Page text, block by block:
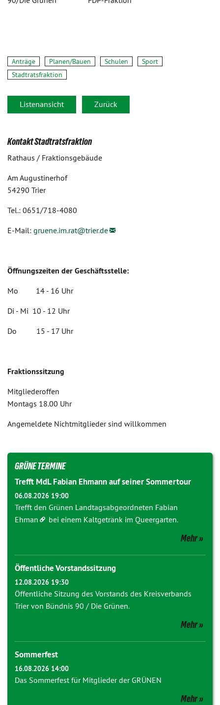
Anträge Planen/Bauen Schulen
Sport
Stadtratsfraktion
Listenansicht Zurück
Kontakt Stadtratsfraktion
Rathaus / Fraktionsgebäude
Am Augustinerhof
54290 Trier
Tel.: 0651/718-4080
E-Mail: gruene.im.rat@trier.de
Öffnungszeiten der Geschäftsstelle:
Mo 14 - 16 Uhr
Di - Mi 10 - 12 Uhr
Do 15 - 17 Uhr
Fraktionssitzung
Mitgliederoffen
Montags 18.00 Uhr
Angemeldete Nichtmitglieder sind willkommen
GRÜNE TERMINE
Trefft MdL Fabian Ehmann auf seiner Sommertour
06.08.2026 19:00
Trefft den Grünen Landtagsabgeordneten Fabian
Ehman
bei einem Kaltgetränk im Queergarten.
Mehr
Öffentliche Vorstandssitzung
12.08.2026 19:30
Öffentliche Sitzung des Vorstands des Kreisverbands
Trier von Bündnis 90 / Die Grünen.
Mehr
Sommerfest
16.08.2026 14:00
Das Sommerfest für Mitglieder der GRÜNEN
Mehr